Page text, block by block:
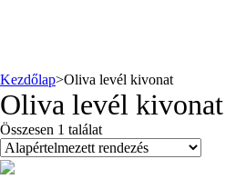
Kezdőlap>Oliva levél kivonat
Oliva levél kivonat
Összesen 1 találat